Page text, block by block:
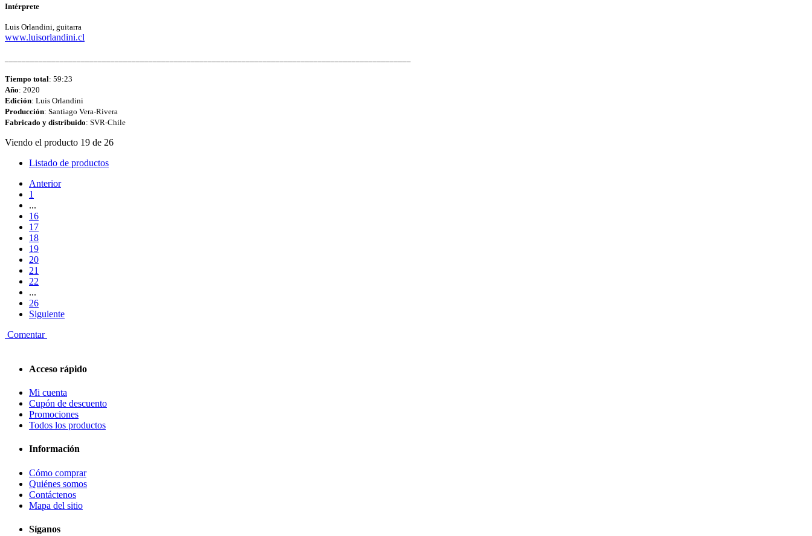
Intérprete
Luis Orlandini, guitarra
www.luisorlandini.cl
Tiempo total: 59:23
Año: 2020
Edición: Luis Orlandini
Producción: Santiago Vera-Rivera
Fabricado y distribuido: SVR-Chile
Viendo el producto 19 de 26
Listado de productos
Anterior
1
...
16
17
18
19
20
21
22
...
26
Siguiente
Comentar
Acceso rápido
Mi cuenta
Cupón de descuento
Promociones
Todos los productos
Información
Cómo comprar
Quiénes somos
Contáctenos
Mapa del sitio
Síganos